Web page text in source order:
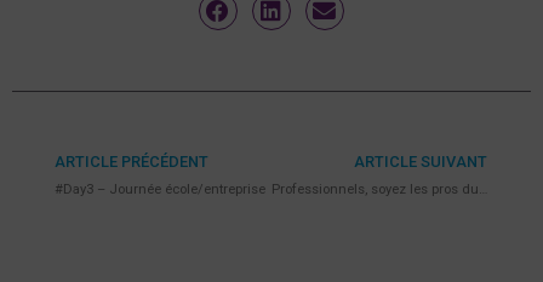
ARTICLE PRÉCÉDENT
#Day3 – Journée école/entreprise
ARTICLE SUIVANT
Professionnels, soyez les pros du recyclage!